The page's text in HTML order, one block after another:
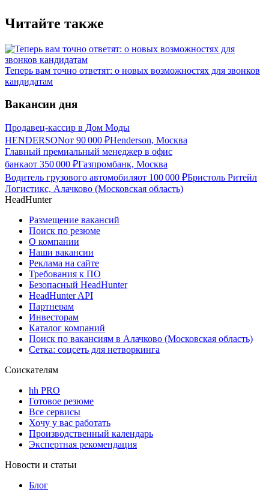
Читайте также
Теперь вам точно ответят: о новых возможностях для звонков
кандидатам
Вакансии дня
Продавец-кассир в Дом Моды
HENDERSONот 90 000 ₽Henderson, Москва
Главный премиальный менеджер в офис
банкаот 350 000 ₽Газпромбанк, Москва
Водитель грузового автомобиляот 100 000 ₽Бристоль Ритейл
Логистикс, Алачково (Московская область)
HeadHunter
Размещение вакансий
Поиск по резюме
О компании
Наши вакансии
Реклама на сайте
Требования к ПО
Безопасный HeadHunter
HeadHunter API
Партнерам
Инвесторам
Каталог компаний
Поиск по вакансиям в Алачково (Московская область)
Сетка: соцсеть для нетворкинга
Соискателям
hh PRO
Готовое резюме
Все сервисы
Хочу у вас работать
Производственный календарь
Экспертная рекомендация
Новости и статьи
Блог